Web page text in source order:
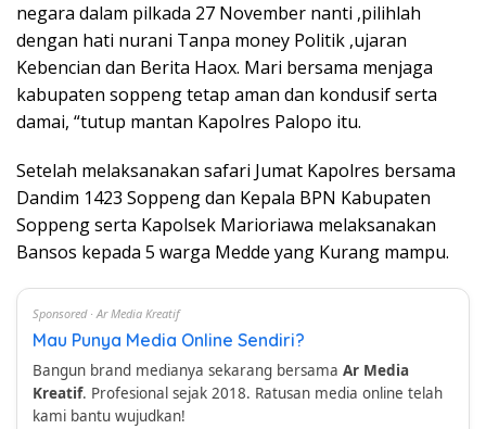
negara dalam pilkada 27 November nanti ,pilihlah
dengan hati nurani Tanpa money Politik ,ujaran
Kebencian dan Berita Haox. Mari bersama menjaga
kabupaten soppeng tetap aman dan kondusif serta
damai, “tutup mantan Kapolres Palopo itu.
Setelah melaksanakan safari Jumat Kapolres bersama
Dandim 1423 Soppeng dan Kepala BPN Kabupaten
Soppeng serta Kapolsek Marioriawa melaksanakan
Bansos kepada 5 warga Medde yang Kurang mampu.
Sponsored · Ar Media Kreatif
Mau Punya Media Online Sendiri?
Bangun brand medianya sekarang bersama Ar Media
Kreatif. Profesional sejak 2018. Ratusan media online telah
kami bantu wujudkan!